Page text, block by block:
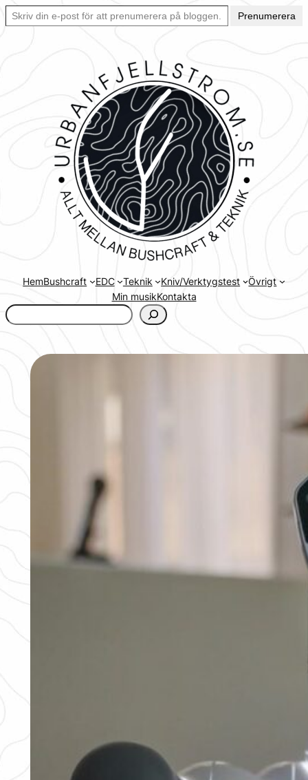
Hoppa
Skriv din e-post för att prenumerera på bloggen… Ett enkelt sätt att hålla sig uppdaterad automatiskt.
Prenumerera
HemBushcraft EDC Teknik Kniv/Verktygstest
Övrigt
Min musikKontakta
www.urbanfjellstrom.se/jamforelselistan/